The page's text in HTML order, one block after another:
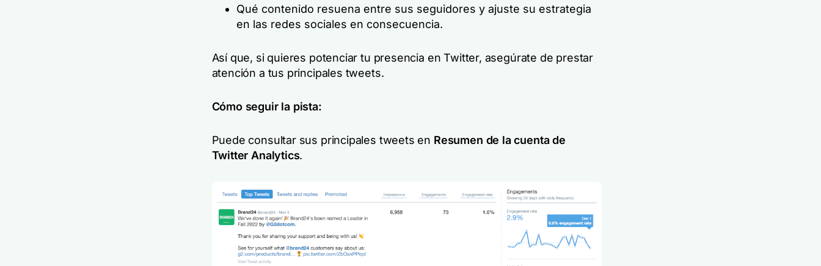
Qué contenido resuena entre sus seguidores y ajuste su estrategia
en las redes sociales en consecuencia.
Así que, si quieres potenciar tu presencia en Twitter, asegúrate de prestar
atención a tus principales tweets.
Cómo seguir la pista:
Puede consultar sus principales tweets en Resumen de la cuenta de
Twitter Analytics.